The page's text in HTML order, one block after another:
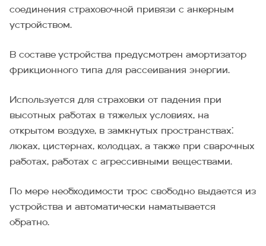
соединения страховочной привязи с анкерным
устройством.
В составе устройства предусмотрен амортизатор
фрикционного типа для рассеивания энергии.
Используется для страховки от падения при
высотных работах в тяжелых условиях, на
открытом воздухе, в замкнутых пространствах:
люках, цистернах, колодцах, а также при сварочных
работах, работах с агрессивными веществами.
По мере необходимости трос свободно выдается из
устройства и автоматически наматывается
обратно.